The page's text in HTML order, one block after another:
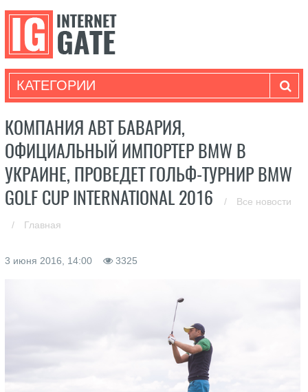
КАТЕГОРИИ
КОМПАНИЯ АВТ БАВАРИЯ,
ОФИЦИАЛЬНЫЙ ИМПОРТЕР BMW В
УКРАИНЕ, ПРОВЕДЕТ ГОЛЬФ-ТУРНИР BMW
GOLF CUP INTERNATIONAL 2016
/ Все новости
/ Главная
3 июня 2016, 14:00 3325